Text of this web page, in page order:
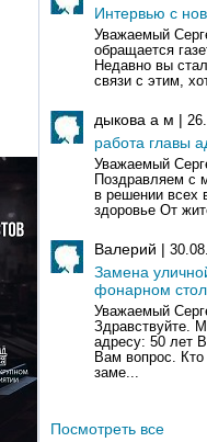
Интервью с
Уважаемый
обращается
Недавно вы
связи с этим,
дыкова а м |
работа главы
Уважаемый
Поздравляем с
в решении всех
здоровье От
Валерий |
Замена
фонарном
Уважаемый
Здравствуйте.
адресу: 50 лет
Вам вопрос.
заме...
Посмотреть все